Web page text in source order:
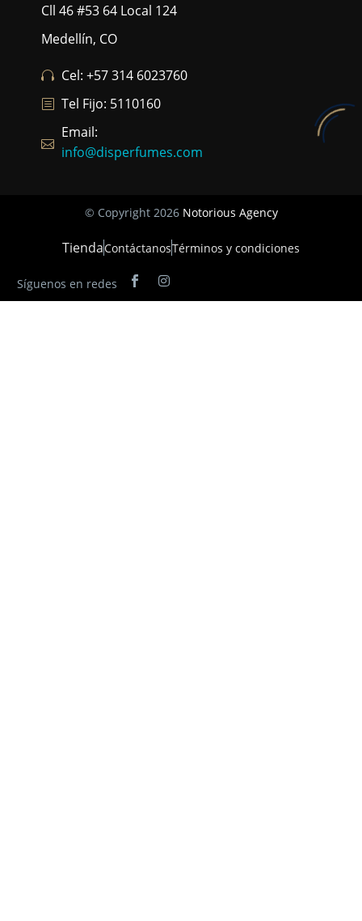
Cll 46 #53 64 Local 124
Medellín, CO
Cel: +57 314 6023760
Tel Fijo: 5110160
Email:
info@disperfumes.com
© Copyright 2026 Notorious Agency
TiendaContáctanosTérminos y condiciones
Síguenos en redes